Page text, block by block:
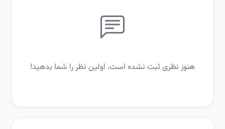
هنوز نظری ثبت نشده است. اولین نظر را شما بدهید!